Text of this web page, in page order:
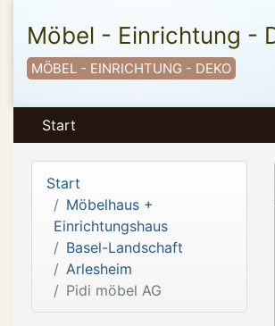
Möbel - Einrichtung -
MÖBEL - EINRICHTUNG - DEKO
Start
Start
Möbelhaus +
Einrichtungshaus
Basel-Landschaft
Arlesheim
Pidi möbel AG